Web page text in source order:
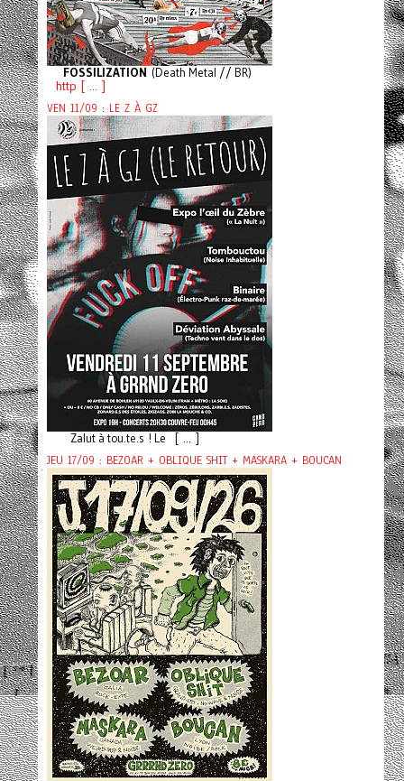
FOSSILIZATION (Death Metal // BR)
http [ ... ]
VEN 11/09 : LE Z À GZ
Zalut à tou.te.s ! Le [ ... ]
JEU 17/09 : BEZOAR + OBLIQUE SHIT + MASKARA + BOUCAN